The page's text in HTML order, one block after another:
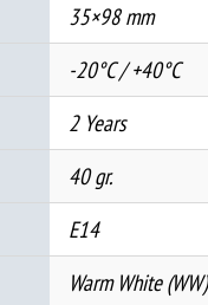
35×98 mm
-20°C / +40°C
2 Years
40 gr.
E14
Warm White (WW)